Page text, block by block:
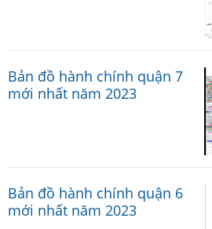
Bản đồ hành chính quận 7
mới nhất năm 2023
Bản đồ hành chính quận 6
mới nhất năm 2023